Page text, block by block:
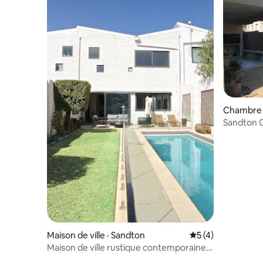
Maison de ville · Sandton Note moyenne de
5 (4)
Maison de ville rustique contemporaine
Chambre
Sandton